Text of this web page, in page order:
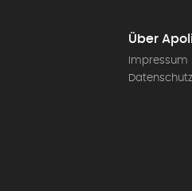
Über
Impressum
Datenschutz